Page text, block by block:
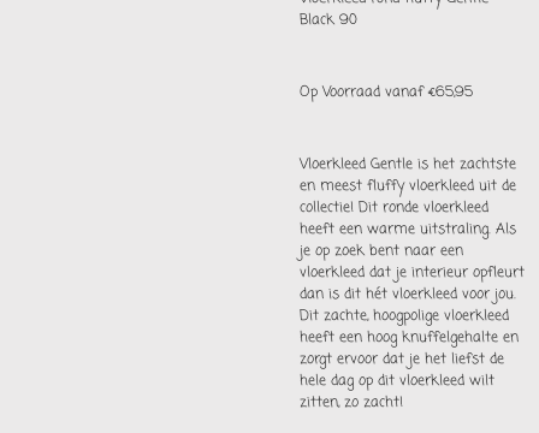
Black 90
Op Voorraad vanaf €65,95
Vloerkleed Gentle is het zachtste
en meest fluffy vloerkleed uit de
collectie! Dit ronde vloerkleed
heeft een warme uitstraling. Als
je op zoek bent naar een
vloerkleed dat je interieur opfleurt
dan is dit hét vloerkleed voor jou.
Dit zachte, hoogpolige vloerkleed
heeft een hoog knuffelgehalte en
zorgt ervoor dat je het liefst de
hele dag op dit vloerkleed wilt
zitten, zo zacht!